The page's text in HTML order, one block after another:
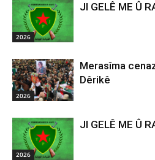
2026
JI GELÊ ME Û
2026
Merasîma
Dêrikê
2026
JI GELÊ ME Û